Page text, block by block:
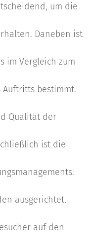
um die
Daneben ist
im Vergleich zum
bestimmt.
Qualität der
ist die
ausgerichtet,
auf den